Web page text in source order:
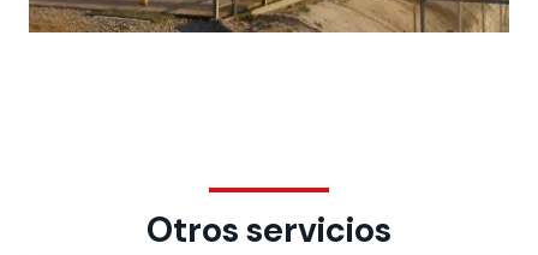
Otros servicios